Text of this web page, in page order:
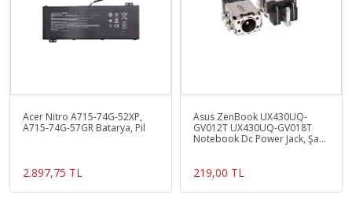
Acer Nitro A715-74G-52XP,
A715-74G-57GR Batarya, Pil
2.897,75 TL
Asus ZenBook UX430UQ-
GV012T UX430UQ-GV018T
Notebook Dc Power Jack, Şarj
219,00 TL